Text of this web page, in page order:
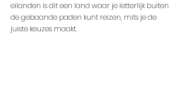
eilanden is dit een land waar je letterlijk buiten
de gebaande paden kunt reizen, mits je de
juiste keuzes maakt.